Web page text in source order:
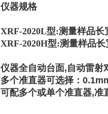
仪器规格
XRF-2020L型:测量样品长
XRF-2020H型:测量样品长
仪器全自动台面,自动雷射
多个准直器可选择：
可配多个或单个准直器,准